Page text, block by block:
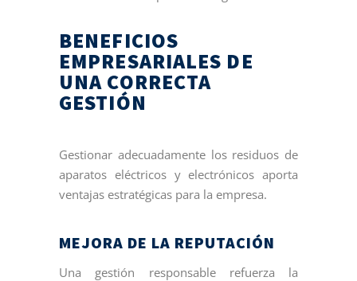
BENEFICIOS
EMPRESARIALES DE
UNA CORRECTA
GESTIÓN
Gestionar adecuadamente los residuos de
aparatos eléctricos y electrónicos aporta
ventajas estratégicas para la empresa.
MEJORA DE LA REPUTACIÓN
Una gestión responsable refuerza la